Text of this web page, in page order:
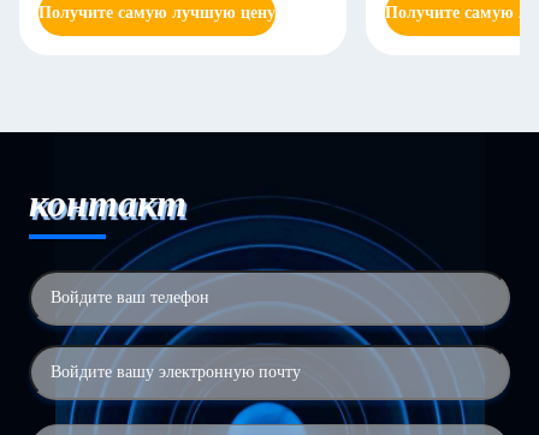
Получите самую лучшую цену Получите самую
контакт